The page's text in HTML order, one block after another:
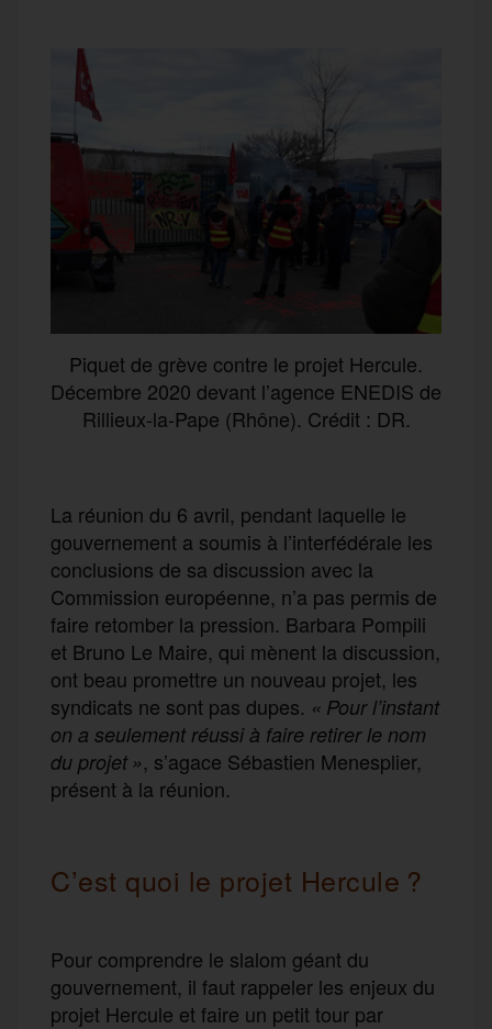
Piquet de grève contre le projet Hercule.
Décembre 2020 devant l’agence ENEDIS de
Rillieux-la-Pape (Rhône). Crédit : DR.
La réunion du 6 avril, pendant laquelle le
gouvernement a soumis à l’interfédérale les
conclusions de sa discussion avec la
Commission européenne, n’a pas permis de
faire retomber la pression. Barbara Pompili
et Bruno Le Maire, qui mènent la discussion,
ont beau promettre un nouveau projet, les
syndicats ne sont pas dupes. « Pour l’instant
on a seulement réussi à faire retirer le nom
du projet », s’agace Sébastien Menesplier,
présent à la réunion.
C’est quoi le projet Hercule ?
Pour comprendre le slalom géant du
gouvernement, il faut rappeler les enjeux du
projet Hercule et faire un petit tour par